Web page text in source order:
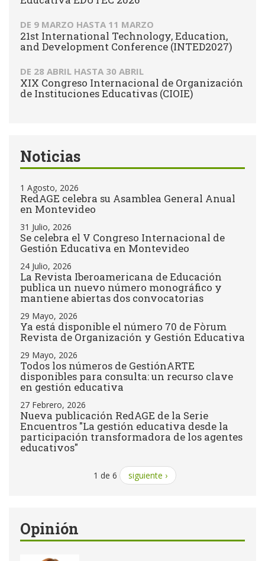
DE 9 MARZO HASTA 11 MARZO
21st International Technology, Education,
and Development Conference (INTED2027)
DE 28 ABRIL HASTA 30 ABRIL
XIX Congreso Internacional de Organización
de Instituciones Educativas (CIOIE)
Noticias
1 Agosto, 2026
RedAGE celebra su Asamblea General Anual
en Montevideo
31 Julio, 2026
Se celebra el V Congreso Internacional de
Gestión Educativa en Montevideo
24 Julio, 2026
La Revista Iberoamericana de Educación
publica un nuevo número monográfico y
mantiene abiertas dos convocatorias
29 Mayo, 2026
Ya está disponible el número 70 de Fòrum
Revista de Organización y Gestión Educativa
29 Mayo, 2026
Todos los números de GestiónARTE
disponibles para consulta: un recurso clave
en gestión educativa
27 Febrero, 2026
Nueva publicación RedAGE de la Serie
Encuentros "La gestión educativa desde la
participación transformadora de los agentes
educativos"
1 de 6 siguiente ›
Opinión